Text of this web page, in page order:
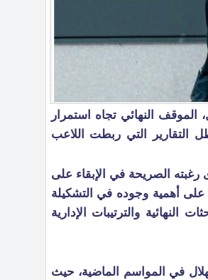
الموقف النهائي تجاه استمرار
التقارير التي ربطت اللاعب
رغبته الصريحة في الإبقاء على
أهمية وجوده في التشكيلة
النهائية والترتيبات الإدارية
في المواسم الماضية، حيث